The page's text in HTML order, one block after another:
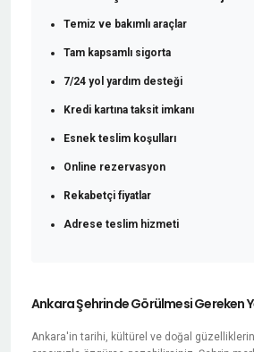
Temiz ve bakımlı araçlar
Tam kapsamlı sigorta
7/24 yol yardım desteği
Kredi kartına taksit imkanı
Esnek teslim koşulları
Online rezervasyon
Rekabetçi fiyatlar
Adrese teslim hizmeti
Ankara Şehrinde Görülmesi Gereken
Ankara'in tarihi, kültürel ve doğal